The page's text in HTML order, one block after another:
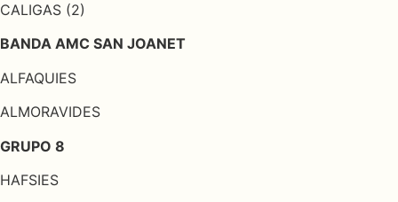
CALIGAS (2)
BANDA AMC SAN JOANET
ALFAQUIES
ALMORAVIDES
GRUPO 8
HAFSIES